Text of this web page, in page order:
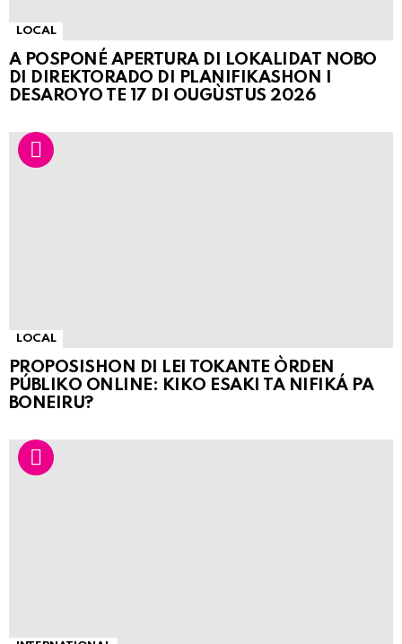
LOCAL
A POSPONÉ APERTURA DI LOKALIDAT NOBO
DI DIREKTORADO DI PLANIFIKASHON I
DESAROYO TE 17 DI OUGÙSTUS 2026
LOCAL
PROPOSISHON DI LEI TOKANTE ÒRDEN
PÚBLIKO ONLINE: KIKO ESAKI TA NIFIKÁ PA
BONEIRU?